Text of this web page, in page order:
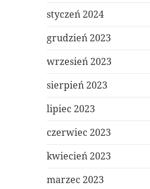
styczeń 2024
grudzień 2023
wrzesień 2023
sierpień 2023
lipiec 2023
czerwiec 2023
kwiecień 2023
marzec 2023